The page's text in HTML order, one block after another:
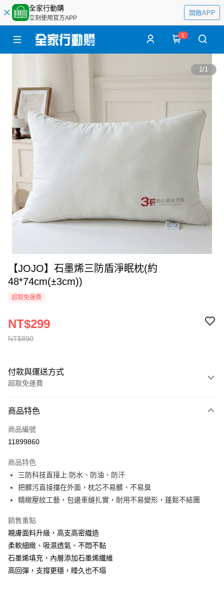
全家行動購
立刻使用官方APP
開啟APP
0
1/1
【JOJO】石墨烯三防盾淨眠枕(約
48*74cm(±3cm))
超取免運費
NT$890
NT$299
付款與運送方式
超取免運費
全家線上支付
超商取貨付款
運送方式
全家取貨付款
免運費
免運費
商品特色
商品編號
11899860
商品特色
三防科技直接上:防水、防油、防汗
把髒污直接擋在外面，枕芯不易髒、不易臭
精緻壓紋工藝，包邊車縫扎實，耐用不易變形，蓬鬆不結團
銷售重點
親膚面料升級，高支高密織造
柔軟細緻、吸濕透氣、不悶不黏
石墨烯填充，內層添加石墨烯纖維
高回彈，支撐更穩，睡久也不塌